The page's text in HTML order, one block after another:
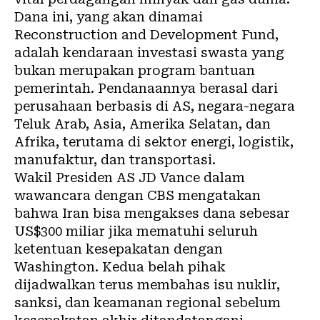
Dana ini, yang akan dinamai
Reconstruction and Development Fund,
adalah kendaraan investasi swasta yang
bukan merupakan program bantuan
pemerintah. Pendanaannya berasal dari
perusahaan berbasis di AS, negara-negara
Teluk Arab, Asia, Amerika Selatan, dan
Afrika, terutama di sektor energi, logistik,
manufaktur, dan transportasi.
Wakil Presiden AS JD Vance dalam
wawancara dengan CBS mengatakan
bahwa Iran bisa mengakses dana sebesar
US$300 miliar jika mematuhi seluruh
ketentuan kesepakatan dengan
Washington. Kedua belah pihak
dijadwalkan terus membahas isu nuklir,
sanksi, dan keamanan regional sebelum